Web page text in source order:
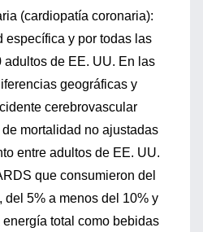
(cardiopatía coronaria):
específica y por todas las
adultos de EE. UU. En las
geográficas y
cerebrovascular
mortalidad no ajustadas
entre adultos de EE. UU.
que consumieron del
del 5% a menos del 10% y
total como bebidas